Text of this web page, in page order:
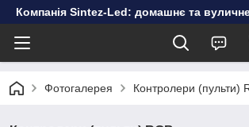
Компанія Sintez-Led: домашнє та
Фотогалерея Контролери (пульти)